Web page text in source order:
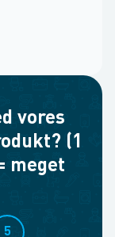
vores
(1
meget
5